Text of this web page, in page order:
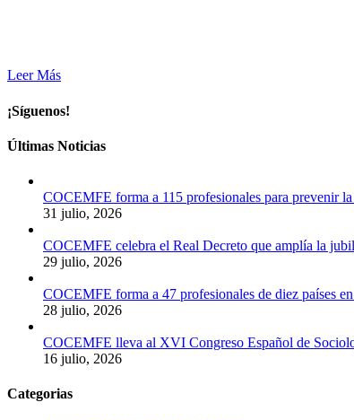
Leer Más
¡Síguenos!
Últimas Noticias
COCEMFE forma a 115 profesionales para prevenir
31 julio, 2026
COCEMFE celebra el Real Decreto que amplía la
29 julio, 2026
COCEMFE forma a 47 profesionales de diez países
28 julio, 2026
COCEMFE lleva al XVI Congreso Español de
16 julio, 2026
Categorias